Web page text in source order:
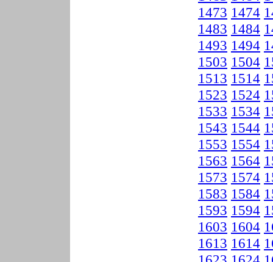
1473 1474
1483 1484
1493 1494
1503 1504
1513 1514
1523 1524
1533 1534
1543 1544
1553 1554
1563 1564
1573 1574
1583 1584
1593 1594
1603 1604
1613 1614